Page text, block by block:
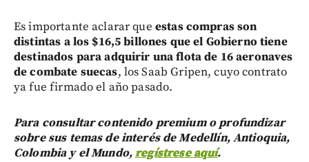
Es importante aclarar que estas compras son
distintas a los $16,5 billones que el Gobierno tiene
destinados para adquirir una flota de 16 aeronaves
de combate suecas, los Saab Gripen, cuyo contrato
ya fue firmado el año pasado.
Para consultar contenido premium o profundizar
sobre sus temas de interés de Medellín, Antioquia,
Colombia y el Mundo,regístrese aquí.